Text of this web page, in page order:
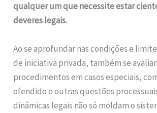
qualquer um que necessite estar
deveres legais.
Ao se aprofundar nas condições e
de iniciativa privada, também se
procedimentos em casos especiais,
ofendido e outras questões
dinâmicas legais não só moldam o